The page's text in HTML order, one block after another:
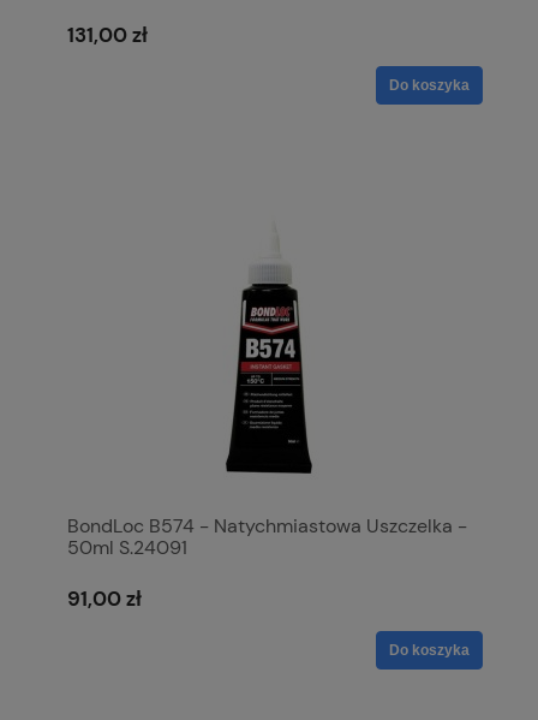
131,00 zł
Do koszyka
BondLoc B574 - Natychmiastowa Uszczelka -
50ml S.24091
91,00 zł
Do koszyka